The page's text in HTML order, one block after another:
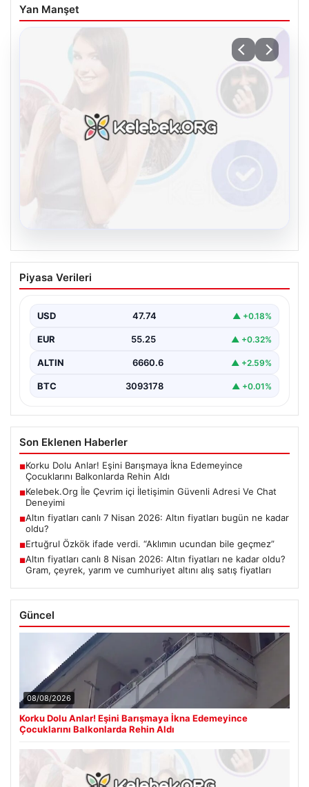
Yan Manşet
08.08.2026
Kelebek.Org İle Çevrim içi İletişimin
Güvenli Adresi Ve Chat Deneyimi
kurması büyük bir hassasiyet ifade etmektedir.
Güncel…
Piyasa Verileri
USD 47.74 ▲ +0.18%
EUR 55.25 ▲ +0.32%
ALTIN 6660.6 ▲ +2.59%
BTC 3093178 ▲ +0.01%
Son Eklenen Haberler
■Korku Dolu Anlar! Eşini Barışmaya İkna Edemeyince
Çocuklarını Balkonlarda Rehin Aldı
■Kelebek.Org İle Çevrim içi İletişimin Güvenli Adresi Ve Chat
Deneyimi
■Altın fiyatları canlı 7 Nisan 2026: Altın fiyatları bugün ne kadar
oldu?
■Ertuğrul Özkök ifade verdi. “Aklımın ucundan bile geçmez”
■Altın fiyatları canlı 8 Nisan 2026: Altın fiyatları ne kadar oldu?
Gram, çeyrek, yarım ve cumhuriyet altını alış satış fiyatları
Güncel
08/08/2026
Korku Dolu Anlar! Eşini Barışmaya İkna Edemeyince
Çocuklarını Balkonlarda Rehin Aldı